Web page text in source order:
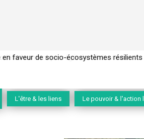
économique régénératif du vivant …
L'être & les liens Le pouvoir & l'action